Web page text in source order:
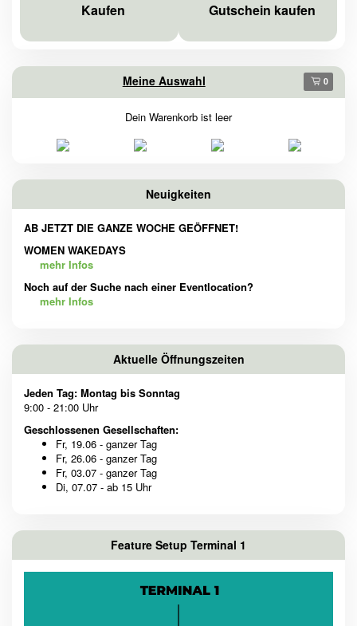
Kaufen Gutschein kaufen
Meine Auswahl 0
Dein Warenkorb ist leer
Neuigkeiten
AB JETZT DIE GANZE WOCHE GEÖFFNET!
WOMEN WAKEDAYS
mehr Infos
Noch auf der Suche nach einer Eventlocation?
mehr Infos
Aktuelle Öffnungszeiten
Jeden Tag: Montag bis Sonntag
9:00 - 21:00 Uhr
Geschlossenen Gesellschaften:
Fr, 19.06 - ganzer Tag
Fr, 26.06 - ganzer Tag
Fr, 03.07 - ganzer Tag
Di, 07.07 - ab 15 Uhr
Feature Setup Terminal 1